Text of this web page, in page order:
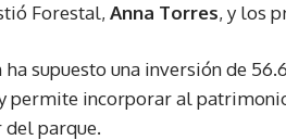
Forestal, Anna Torres, y los
ha supuesto una inversión de
permite incorporar al
parque.